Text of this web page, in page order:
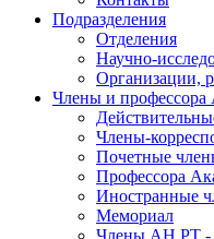
Подразделения
Отделения
Научно-
Организации,
Члены и
Члены-
Почетные
Профессора
Иностранные
Мемориал
Члены АН РТ -